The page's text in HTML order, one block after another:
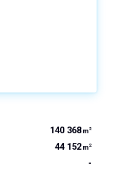
140 368 m2
44 152 m2
-